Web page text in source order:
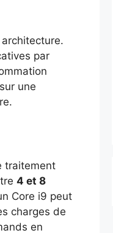
par
une
traitement
4 et 8
Core i9 peut
charges de
en